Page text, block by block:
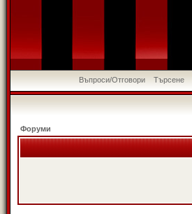
Въпроси/Отговори Търсене
Форуми